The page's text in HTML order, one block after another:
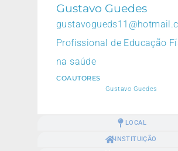
LOCAL
INSTITUIÇÃO
Gustavo Guedes
Profissional de Educação
na saúde
COAUTORES
Gustavo Guedes